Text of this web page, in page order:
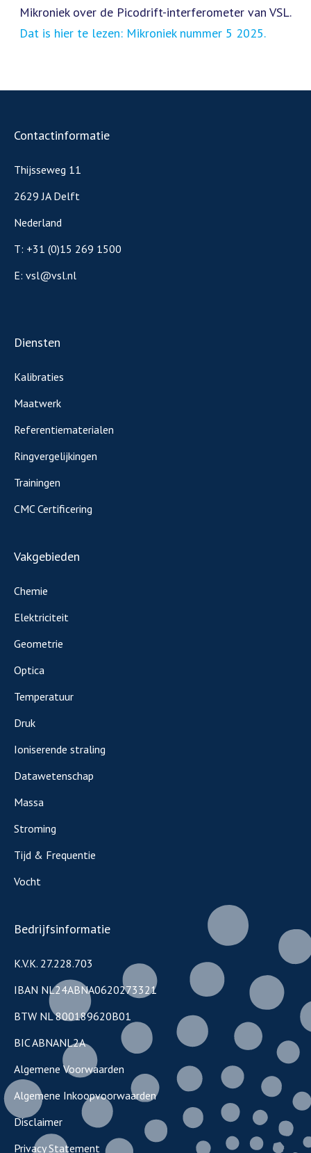
Mikroniek over de Picodrift-interferometer van VSL.
Dat is hier te lezen: Mikroniek nummer 5 2025.
Contactinformatie
Thijsseweg 11
2629 JA Delft
Nederland
T: +31 (0)15 269 1500
E: vsl@vsl.nl
Diensten
Kalibraties
Maatwerk
Referentiematerialen
Ringvergelijkingen
Trainingen
CMC Certificering
Vakgebieden
Chemie
Elektriciteit
Geometrie
Optica
Temperatuur
Druk
Ioniserende straling
Datawetenschap
Massa
Stroming
Tijd & Frequentie
Vocht
Bedrijfsinformatie
K.V.K. 27.228.703
IBAN NL24ABNA0620273321
BTW NL 800189620B01
BIC ABNANL2A
Algemene Voorwaarden
Algemene Inkoopvoorwaarden
Disclaimer
Privacy Statement